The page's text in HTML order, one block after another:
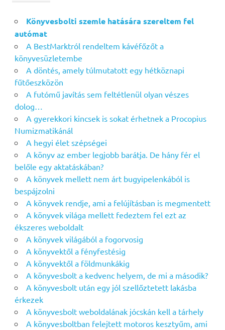
Könyvesbolti szemle hatására szereltem fel
autómat
A BestMarktról rendeltem kávéfőzőt a
könyvesüzletembe
A döntés, amely túlmutatott egy hétköznapi
fűtőeszközön
A futómű javítás sem feltétlenül olyan vészes
dolog…
A gyerekkori kincsek is sokat érhetnek a Procopius
Numizmatikánál
A hegyi élet szépségei
A könyv az ember legjobb barátja. De hány fér el
belőle egy aktatáskában?
A könyvek mellett nem árt bugyipelenkából is
bespájzolni
A könyvek rendje, ami a felújításban is megmentett
A könyvek világa mellett fedeztem fel ezt az
ékszeres weboldalt
A könyvek világából a fogorvosig
A könyvektől a fényfestésig
A könyvektől a földmunkákig
A könyvesbolt a kedvenc helyem, de mi a második?
A könyvesbolt után egy jól szellőztetett lakásba
érkezek
A könyvesbolt weboldalának jócskán kell a tárhely
A könyvesboltban felejtett motoros kesztyűm, ami